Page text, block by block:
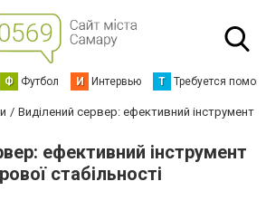
Ф Футбол И Интервью Т Требуется
Виділений сервер: ефективний інструмент
ефективний інструмент
стабільності